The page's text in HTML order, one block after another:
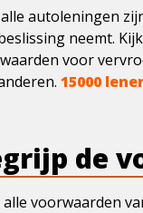
autoleningen
neemt.
voor
15000
de
alle voorwaarden